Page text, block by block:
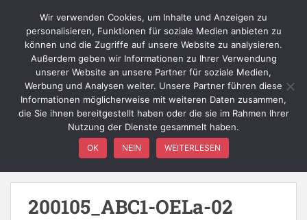
Medienkategorie:200105
ABC1-ÖL
200105_ABC1-OELa-02
Wir verwenden Cookies, um Inhalte und Anzeigen zu
personalisieren, Funktionen für soziale Medien anbieten zu
können und die Zugriffe auf unsere Website zu analysieren.
Außerdem geben wir Informationen zu Ihrer Verwendung
unserer Website an unsere Partner für soziale Medien,
Werbung und Analysen weiter. Unsere Partner führen diese
Informationen möglicherweise mit weiteren Daten zusammen,
die Sie ihnen bereitgestellt haben oder die sie im Rahmen Ihrer
Nutzung der Dienste gesammelt haben.
OK NEIN WEITERLESEN